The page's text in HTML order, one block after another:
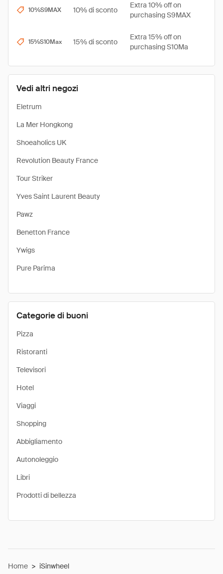
Vedi altri negozi
Eletrum
La Mer Hongkong
Shoeaholics UK
Revolution Beauty France
Tour Striker
Yves Saint Laurent Beauty
Pawz
Benetton France
Ywigs
Pure Parima
Categorie di buoni
Pizza
Ristoranti
Televisori
Hotel
Viaggi
Shopping
Abbigliamento
Autonoleggio
Libri
Prodotti di bellezza
10%S9MAX 10% di sconto
Extra 10% off on
purchasing S9MAX
15%S10Max 15% di sconto
Extra 15% off on
purchasing S10Ma
Home > iSinwheel